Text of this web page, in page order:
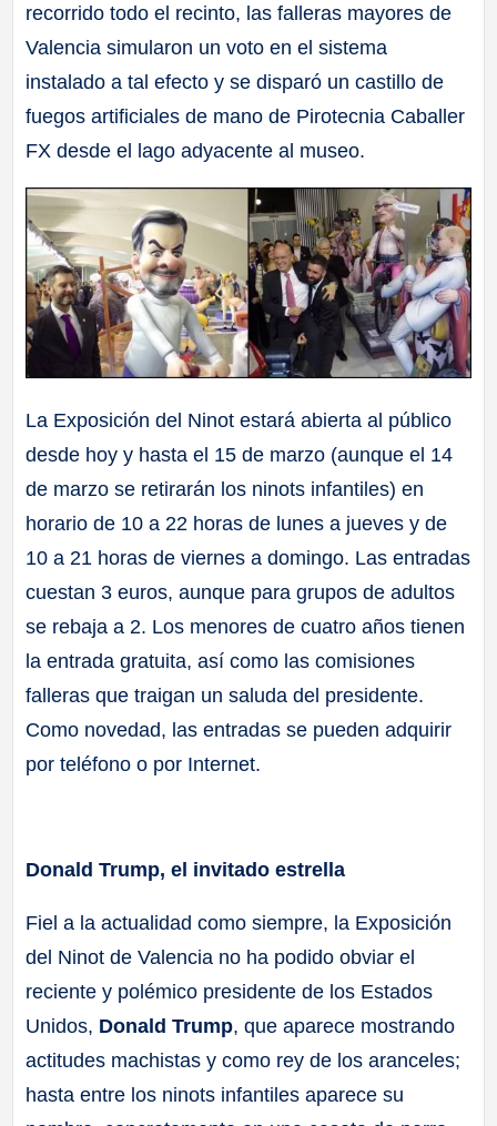
recorrido todo el recinto, las falleras mayores de
Valencia simularon un voto en el sistema
instalado a tal efecto y se disparó un castillo de
fuegos artificiales de mano de Pirotecnia Caballer
FX desde el lago adyacente al museo.
La Exposición del Ninot estará abierta al público
desde hoy y hasta el 15 de marzo (aunque el 14
de marzo se retirarán los ninots infantiles) en
horario de 10 a 22 horas de lunes a jueves y de
10 a 21 horas de viernes a domingo. Las entradas
cuestan 3 euros, aunque para grupos de adultos
se rebaja a 2. Los menores de cuatro años tienen
la entrada gratuita, así como las comisiones
falleras que traigan un saluda del presidente.
Como novedad, las entradas se pueden adquirir
por teléfono o por Internet.
Donald Trump, el invitado estrella
Fiel a la actualidad como siempre, la Exposición
del Ninot de Valencia no ha podido obviar el
reciente y polémico presidente de los Estados
Unidos, Donald Trump, que aparece mostrando
actitudes machistas y como rey de los aranceles;
hasta entre los ninots infantiles aparece su